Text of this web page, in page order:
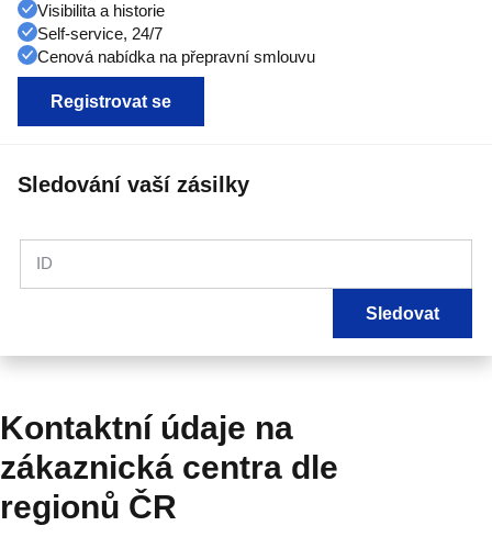
Visibilita a historie
Self-service, 24/7
Cenová nabídka na přepravní smlouvu
Registrovat se
Sledování vaší zásilky
ID
Sledovat
Kontaktní údaje na
zákaznická centra dle
regionů ČR